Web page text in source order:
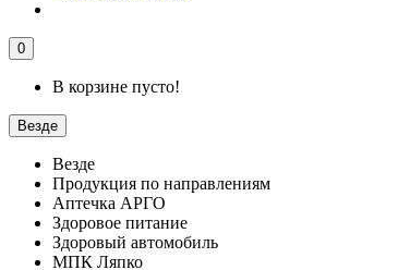
0
В корзине пусто!
Везде
Везде
Продукция по направлениям
Аптечка АРГО
Здоровое питание
Здоровый автомобиль
МПК Ляпко